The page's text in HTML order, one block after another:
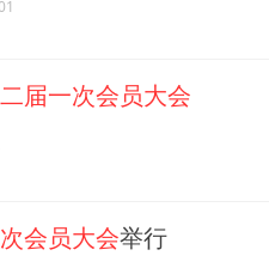
二届一次会员大会
会员大会举行